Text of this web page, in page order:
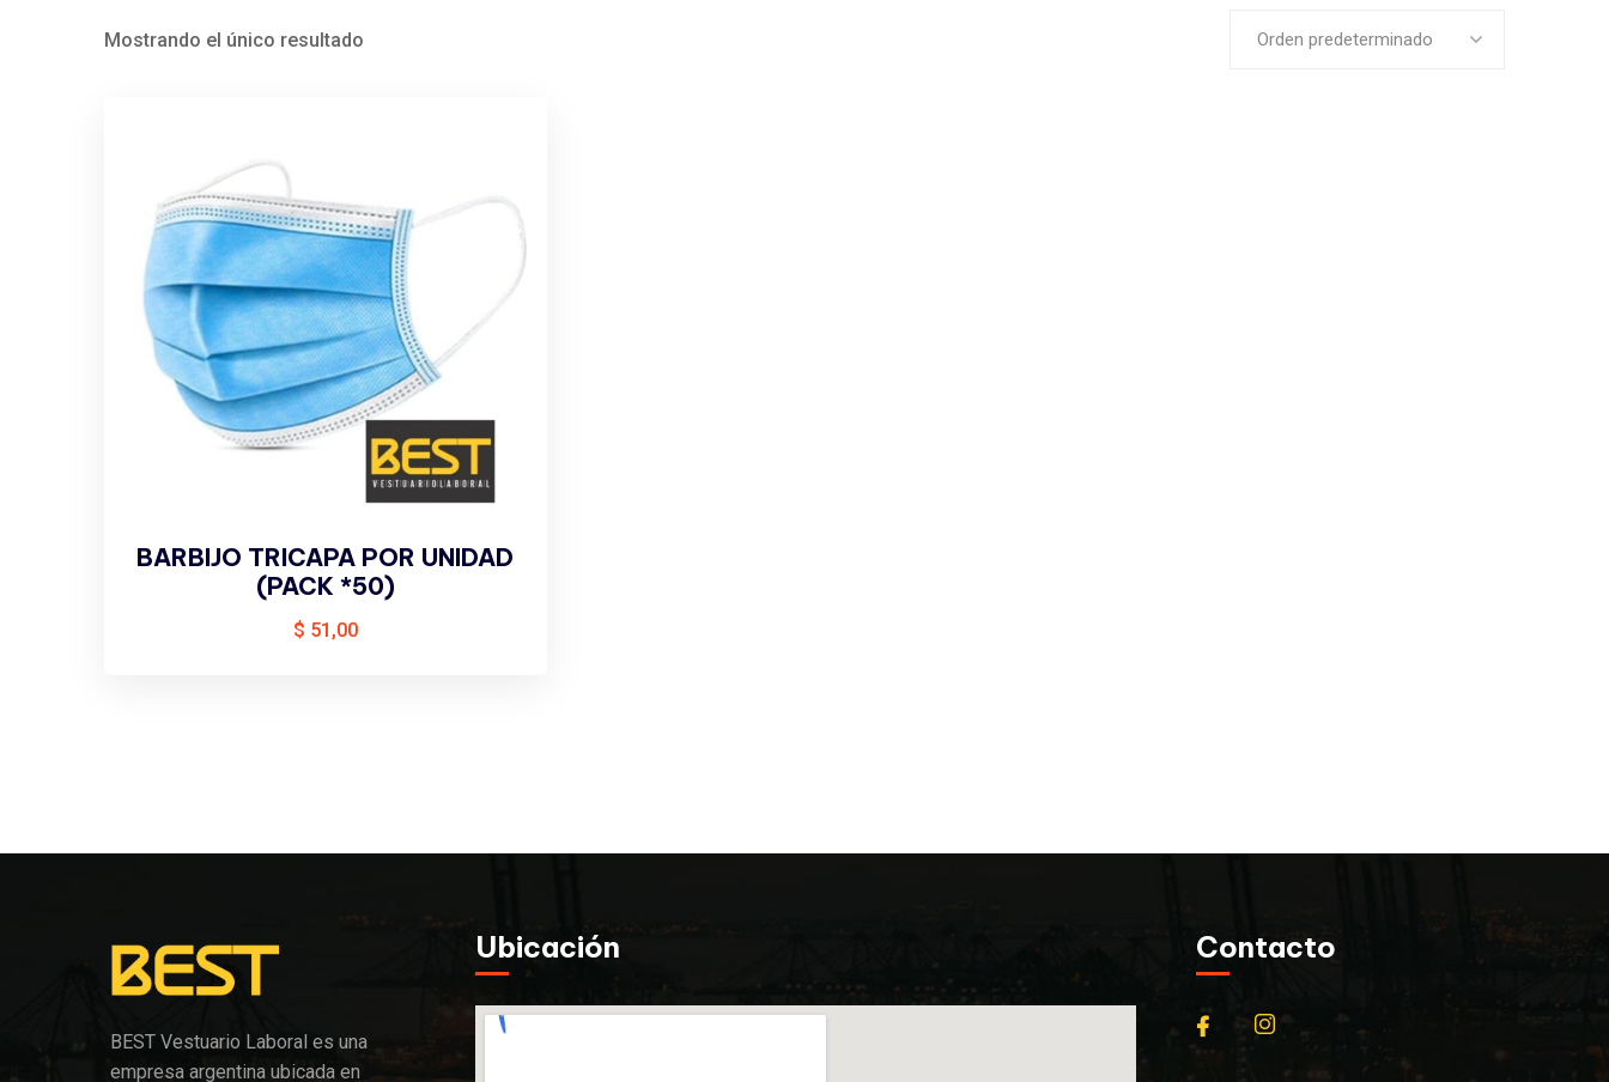
Mostrando el único resultado Orden predeterminado
BARBIJO TRICAPA POR UNIDAD
(PACK *50)
$ 51,00
BEST Vestuario Laboral es una
empresa argentina ubicada en
Ubicación Contacto